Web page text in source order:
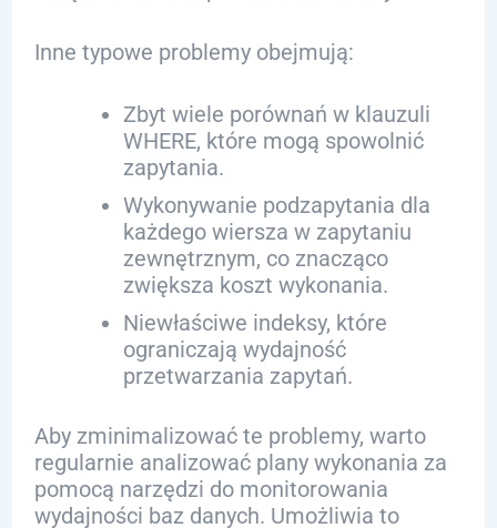
Inne typowe problemy obejmują:
Zbyt wiele porównań w klauzuli
WHERE, które mogą spowolnić
zapytania.
Wykonywanie podzapytania dla
każdego wiersza w zapytaniu
zewnętrznym, co znacząco
zwiększa koszt wykonania.
Niewłaściwe indeksy, które
ograniczają wydajność
przetwarzania zapytań.
Aby zminimalizować te problemy, warto
regularnie analizować plany wykonania za
pomocą narzędzi do monitorowania
wydajności baz danych. Umożliwia to